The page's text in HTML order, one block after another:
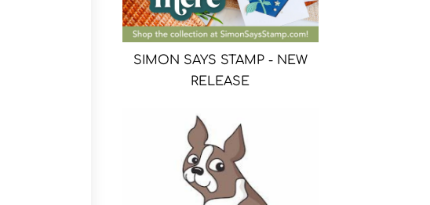
SIMON SAYS STAMP - NEW
RELEASE